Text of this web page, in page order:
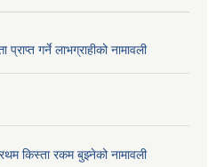
गर्ने लाभग्राहीको नामावली
किस्ता रकम बुझ्नेको नामावली